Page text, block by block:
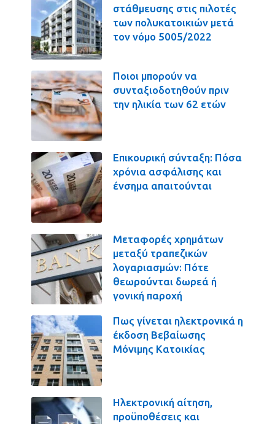
στάθμευσης στις πιλοτές
των πολυκατοικιών μετά
τον νόμο 5005/2022
Ποιοι μπορούν να
συνταξιοδοτηθούν πριν
την ηλικία των 62 ετών
Επικουρική σύνταξη: Πόσα
χρόνια ασφάλισης και
ένσημα απαιτούνται
Μεταφορές χρημάτων
μεταξύ τραπεζικών
λογαριασμών: Πότε
θεωρούνται δωρεά ή
γονική παροχή
Πως γίνεται ηλεκτρονικά η
έκδοση Βεβαίωσης
Μόνιμης Κατοικίας
Ηλεκτρονική αίτηση,
προϋποθέσεις και